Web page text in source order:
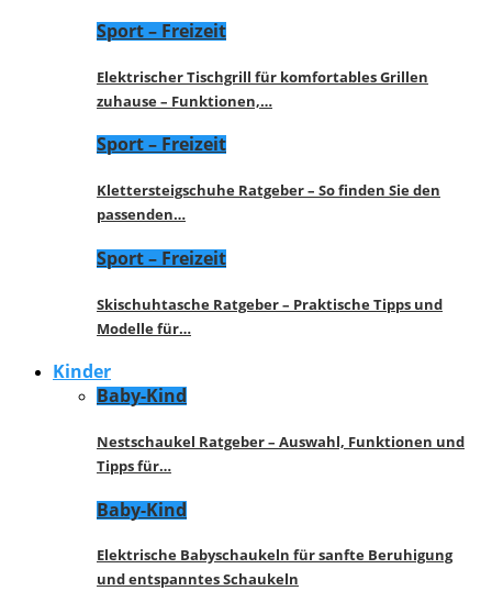
Sport – Freizeit
Elektrischer Tischgrill für komfortables Grillen
zuhause – Funktionen,…
Sport – Freizeit
Klettersteigschuhe Ratgeber – So finden Sie den
passenden…
Sport – Freizeit
Skischuhtasche Ratgeber – Praktische Tipps und
Modelle für…
Kinder
Baby-Kind
Nestschaukel Ratgeber – Auswahl, Funktionen und
Tipps für…
Baby-Kind
Elektrische Babyschaukeln für sanfte Beruhigung
und entspanntes Schaukeln